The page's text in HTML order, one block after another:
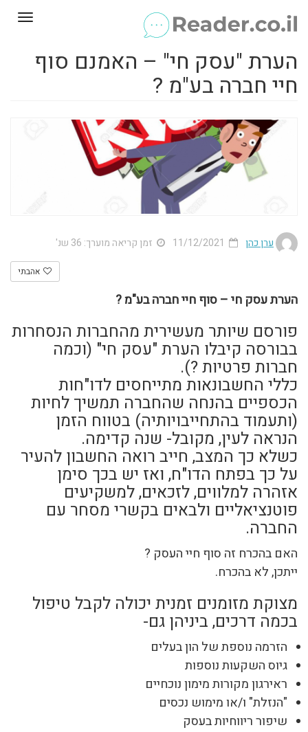
הערת "עסק חי" – האמנם סוף
חיי חברה בע"מ ?
ערן כהן זמן קריאה מוערך: 36 שנ'
אהבתי
הערת עסק חי – סוף חיי חברה בע"מ ?
פורסם שיותר מעשירית מהחברות הנסחרות
בבורסה קיבלו הערת "עסק חי" (וכמה
חברות פרטיות ?).
כללי החשבונאות מתייחסים לדו"חות
הכספיים בהנחה שהחברה תמשיך לחיות
(ותעמוד בהתחייבויותיה) בטווח הזמן
הנראה לעין, מקובל- שנה קדימה.
כשלא כך המצב, חייב רואה החשבון להעיר
על כך בפתח הדו"ח, ואז יש בכך סימן
אזהרה למלווים, לזכאים, למשקיעים
פוטנציאליים ולבאים בקשרי מסחר עם
החברה.
האם בהכרח זה סוף חיי העסק ?
ייתכן, לא בהכרח.
מצוקת מזומנים זמנית יכולה לקבל טיפול
בכמה דרכים, ביניהן גם-
הזרמה נוספת של הון בעלים
גיוס השקעות נוספות
ראירגון מקורות מימון נוכחיים
"הנזלת" ו/או מימוש נכסים
שיפור ריווחיות בעסק